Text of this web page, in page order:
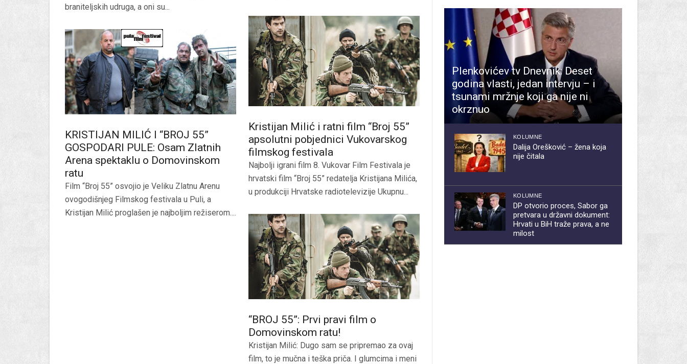
braniteljskih udruga, a oni su...
Kristijan Milić i ratni film “Broj 55”
apsolutni pobjednici Vukovarskog
filmskog festivala
Najbolji igrani film 8. Vukovar Film Festivala je
hrvatski film “Broj 55” redatelja Kristijana Milića,
u produkciji Hrvatske radiotelevizije Ukupnu...
KRISTIJAN MILIĆ I “BROJ 55”
GOSPODARI PULE: Osam Zlatnih
Arena spektaklu o Domovinskom
ratu
Film “Broj 55” osvojio je Veliku Zlatnu Arenu
ovogodišnjeg Filmskog festivala u Puli, a
Kristijan Milić proglašen je najboljim režiserom....
“BROJ 55”: Prvi pravi film o
Domovinskom ratu!
Kristijan Milić: Dugo sam se pripremao za ovaj
film, to je mučna i teška priča. I glumcima i meni
Plenkovićev tv Dnevnik: Deset
godina vlasti, jedan intervju – i
tsunami mržnje koji ga nije ni
okrznuo
KOLUMNE
Dalija Orešković – žena koja
nije čitala
KOLUMNE
DP otvorio proces, Sabor ga
pretvara u državni dokument:
Hrvati u BiH traže prava, a ne
milost